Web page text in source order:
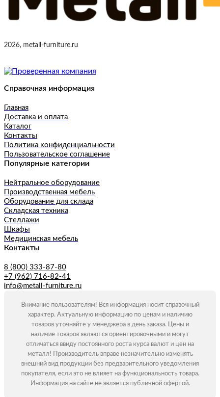
2026, metall-furniture.ru
Справочная информация
Главная
Доставка и оплата
Каталог
Контакты
Политика конфиденциальности
Пользовательское соглашение
Популярные категории
Нейтральное оборудование
Производственная мебель
Оборудование для склада
Складская техника
Стеллажи
Шкафы
Медицинская мебель
Контакты
8 (800) 333-87-80
+7 (962) 716-82-41
info@metall-furniture.ru
Внимание пользователям! Вся информация носит справочный
характер. Актуальную информацию по ценам и наличию
товаров уточняйте у менеджера в день заказа. Цены и
наличие товаров являются ориентировочными и могут
отличаться ввиду постоянного роста курса валют и цен на
металл! Производитель вправе незначительно изменять
внешний вид продукции без предварительного уведомления
покупателя, если это не влияет на функциональность товара.
Информация на сайте не является публичной офертой.